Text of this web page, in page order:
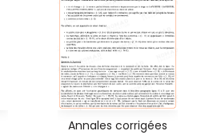
Annales corrigées